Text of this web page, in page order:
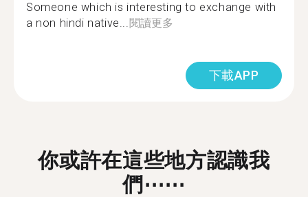
Someone which is interesting to exchange with
a non hindi native...閱讀更多
下載APP
你或許在這些地方認識我
們⋯⋯